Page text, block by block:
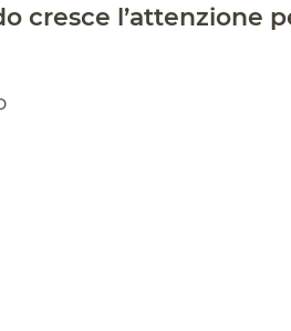
cresce l’attenzione